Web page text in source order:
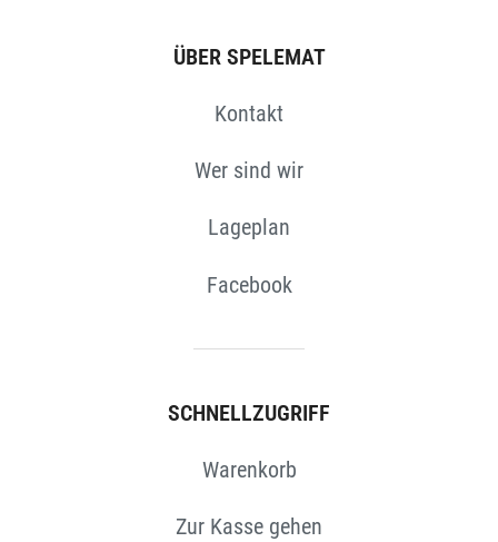
ÜBER SPELEMAT
Kontakt
Wer sind wir
Lageplan
Facebook
SCHNELLZUGRIFF
Warenkorb
Zur Kasse gehen